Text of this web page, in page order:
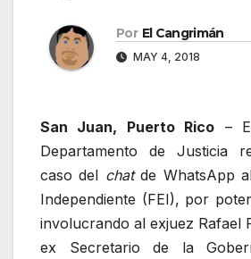
Por El Cangrimán
MAY 4, 2018
San Juan, Puerto Rico –
Departamento de Justicia
caso del chatde WhatsApp
Independiente (FEI), por
involucrando al exjuez Rafael
ex Secretario de la